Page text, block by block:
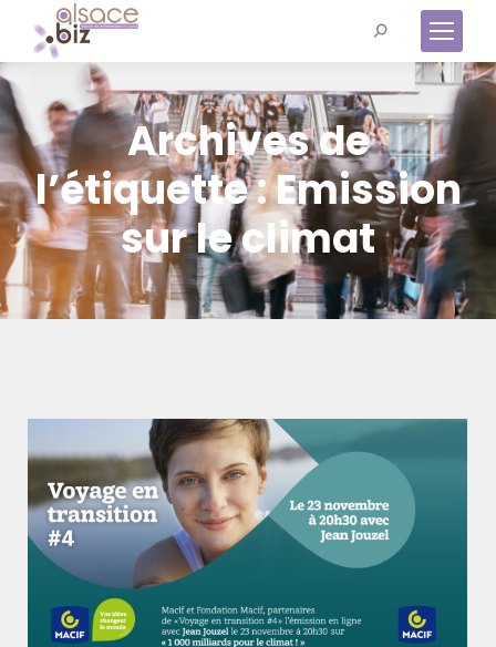
Archives de
l’étiquette :Emission
sur le climat